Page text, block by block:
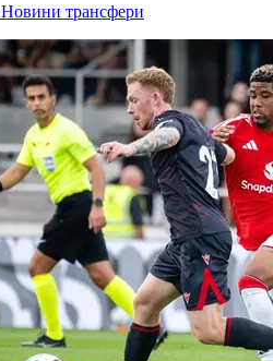
Новини трансфери